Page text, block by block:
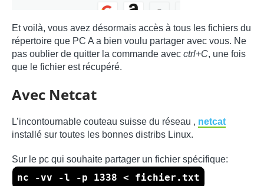
Et voilà, vous avez désormais accès à tous les fichiers du
répertoire que PC A a bien voulu partager avec vous. Ne
pas oublier de quitter la commande avec ctrl+C, une fois
que le fichier est récupéré.
Avec Netcat
L’incontournable couteau suisse du réseau , netcat
installé sur toutes les bonnes distribs Linux.
Sur le pc qui souhaite partager un fichier spécifique:
nc -vv -l -p 1338 < fichier.txt